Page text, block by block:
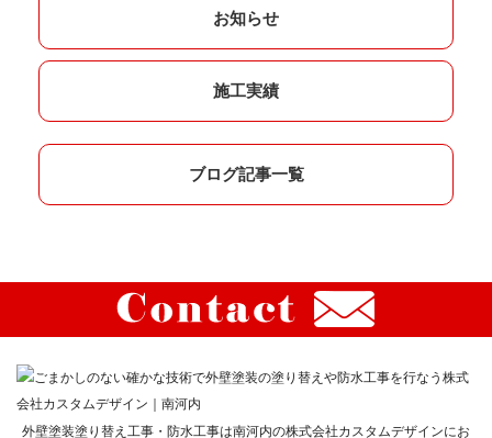
お知らせ
施工実績
ブログ記事一覧
外壁塗装塗り替え工事・防水工事は南河内の株式会社カスタムデザインにお